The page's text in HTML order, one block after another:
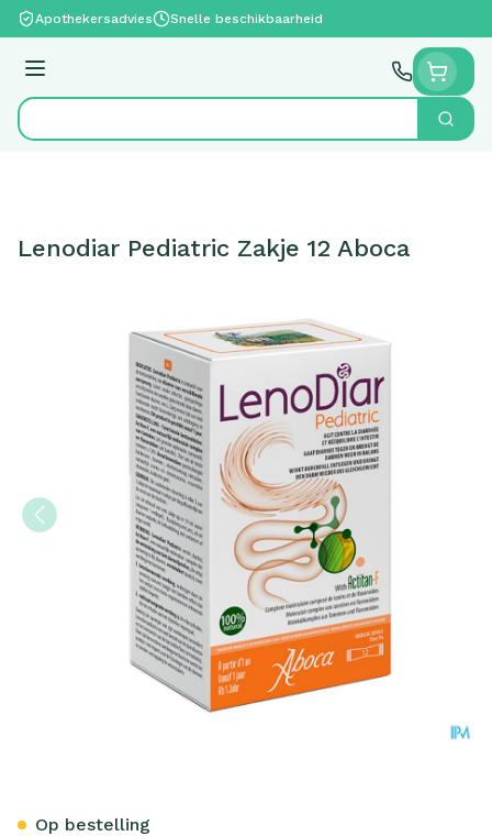
Ga naar de inhoud
Apothekersadvies Snelle beschikbaarheid
Menu
Product, merk, categorie... Zoek
Lenodiar Pediatric Zakje 12 Aboca
Op bestelling